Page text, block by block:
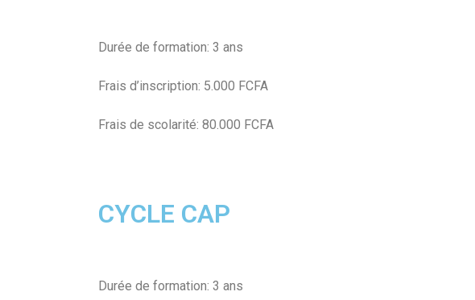
Durée de formation: 3 ans
Frais d’inscription: 5.000 FCFA
Frais de scolarité: 80.000 FCFA
CYCLE CAP
Durée de formation: 3 ans